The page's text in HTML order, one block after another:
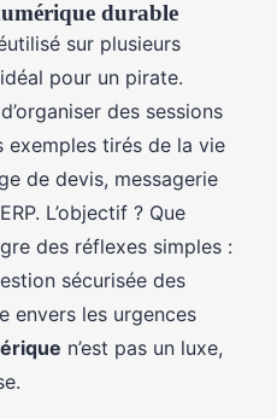
durable
sur plusieurs
pour un pirate.
des sessions
exemples tirés de la vie
de devis, messagerie
L’objectif ? Que
des réflexes simples :
sécurisée des
envers les urgences
n’est pas un luxe,